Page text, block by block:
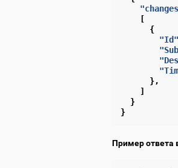
[
{
"Id"
},
]
}
}
Пример ответа